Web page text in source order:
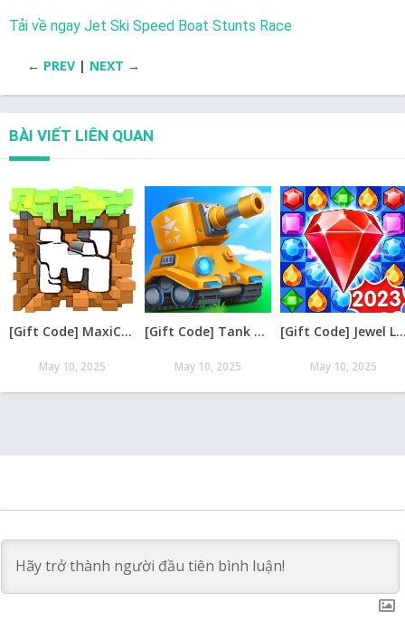
Tải về ngay Jet Ski Speed Boat Stunts Race
← PREV | NEXT →
BÀI VIẾT LIÊN QUAN
[Gift Code] MaxiCraft Adventure Time mới nhất 08/2026
May 10, 2025
[Gift Code] Tank Raid: Epic Tank War Games mới nhất 08/2026
May 10, 2025
[Gift Code] Jewel Legend – Xếp
May 10, 2025